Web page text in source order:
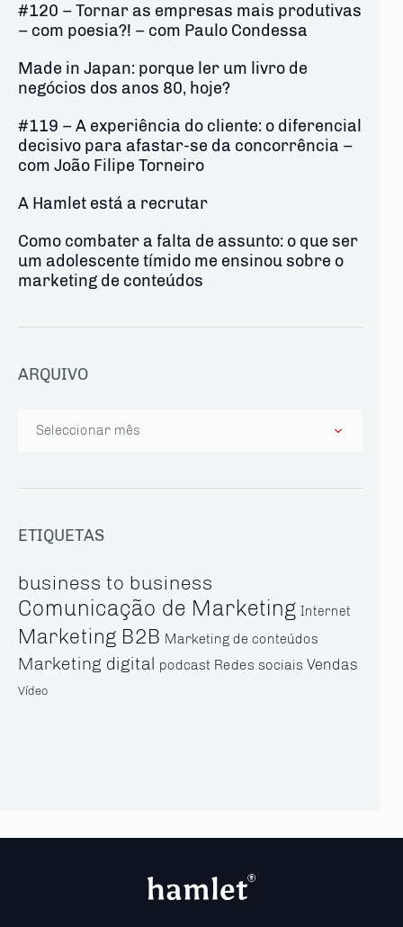
#120 – Tornar as empresas mais produtivas
– com poesia?! – com Paulo Condessa
Made in Japan: porque ler um livro de
negócios dos anos 80, hoje?
#119 – A experiência do cliente: o diferencial
decisivo para afastar-se da concorrência –
com João Filipe Torneiro
A Hamlet está a recrutar
Como combater a falta de assunto: o que ser
um adolescente tímido me ensinou sobre o
marketing de conteúdos
ARQUIVO
ETIQUETAS
business to business
Comunicação de Marketing Internet
Marketing B2B Marketing de conteúdos
Marketing digital podcast Redes sociais Vendas
Vídeo